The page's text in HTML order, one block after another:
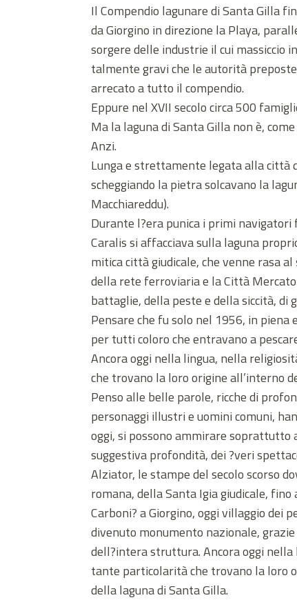
Il Compendio lagunare di Santa Gilla
da Giorgino in direzione la Playa,
sorgere delle industrie il cui
talmente gravi che le autorità
arrecato a tutto il compendio.
Eppure nel XVII secolo circa 500
Ma la laguna di Santa Gilla non è,
Anzi.
Lunga e strettamente legata alla città
scheggiando la pietra solcavano la
Macchiareddu).
Durante l?era punica i primi navigatori
Caralis si affacciava sulla laguna
mitica città giudicale, che venne rasa
della rete ferroviaria e la Città Mercato
battaglie, della peste e della siccità, di
Pensare che fu solo nel 1956, in piena
per tutti coloro che entravano a
Ancora oggi nella lingua, nella
che trovano la loro origine all’interno
Penso alle belle parole, ricche di
personaggi illustri e uomini comuni,
oggi, si possono ammirare soprattutto
suggestiva profondità, dei ?veri
Alziator, le stampe del secolo scorso
romana, della Santa Igia giudicale,
Carboni? a Giorgino, oggi villaggio dei
divenuto monumento nazionale,
dell?intera struttura. Ancora oggi
tante particolarità che trovano la loro
della laguna di Santa Gilla.